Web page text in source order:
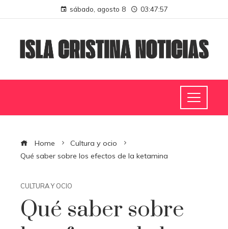
sábado, agosto 8 03:47:58
Home
Cultura y ocio
Qué saber sobre los efectos de la ketamina
CULTURA Y OCIO
Qué saber sobre